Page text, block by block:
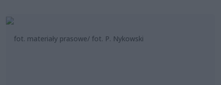
fot. materiały prasowe/ fot. P. Nykowski